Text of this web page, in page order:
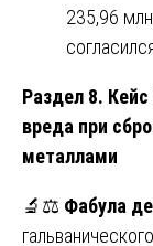
235,96
Раздел 8.
вреда при
металлами
🔬⚖️ Фабула